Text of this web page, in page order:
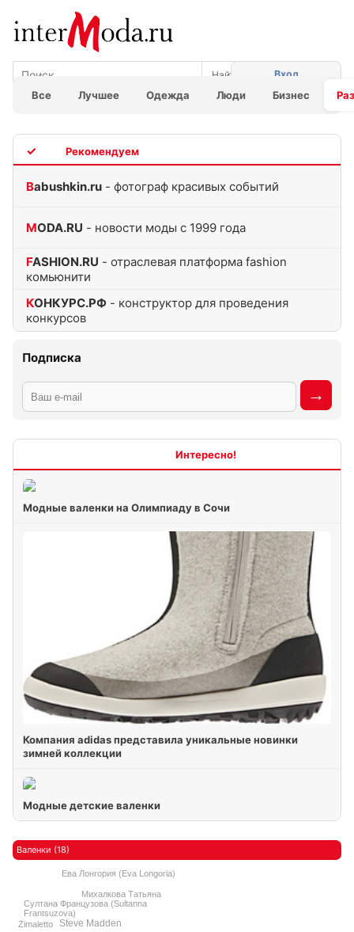
Все Лучшее Одежда Люди Бизнес
Вход
Babushkin.ru - фотограф красивых событий
MODA.RU - новости моды с 1999 года
FASHION.RU - отраслевая платформа fashion
комьюнити
КОНКУРС.РФ - конструктор для проведения
конкурсов
Подписка
Модные валенки на Олимпиаду в Сочи
Компания adidas представила уникальные новинки
зимней коллекции
Модные детские валенки
Валенки (18)
Steve Madden
Султана Французова (Sultanna
Frantsuzova)
Михалкова Татьяна
Ева Лонгория (Eva Longoria)
Zimaletto